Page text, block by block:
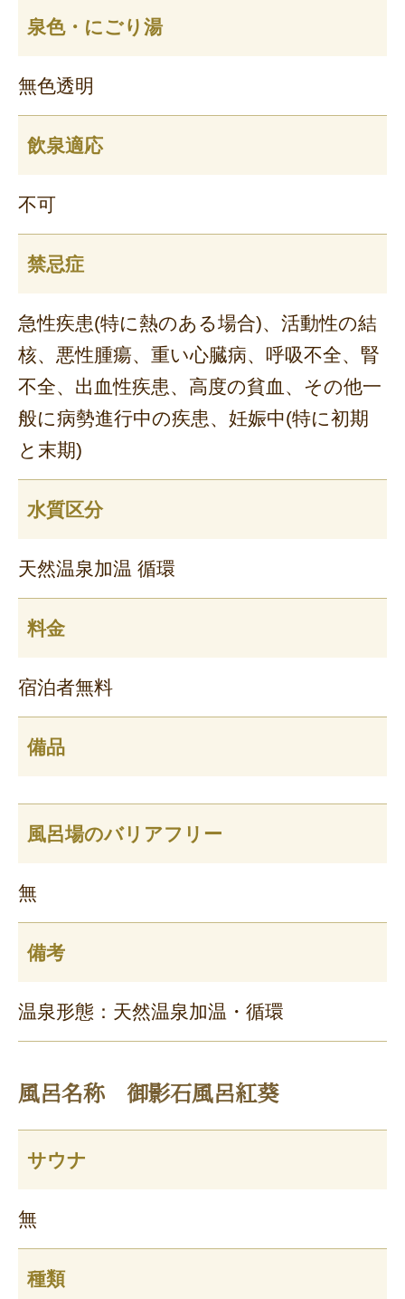
泉色・にごり湯
無色透明
飲泉適応
不可
禁忌症
急性疾患(特に熱のある場合)、活動性の結
核、悪性腫瘍、重い心臓病、呼吸不全、腎
不全、出血性疾患、高度の貧血、その他一
般に病勢進行中の疾患、妊娠中(特に初期
と末期)
水質区分
天然温泉加温 循環
料金
宿泊者無料
備品
風呂場のバリアフリー
無
備考
温泉形態：天然温泉加温・循環
風呂名称 御影石風呂紅葵
サウナ
無
種類